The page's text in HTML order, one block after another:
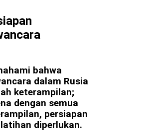
bahwa
dalam Rusia
keterampilan;
dengan semua
persiapan
diperlukan.